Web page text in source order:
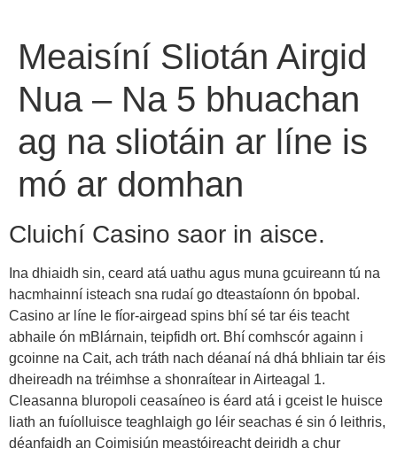
Meaisíní Sliotán Airgid
Nua – Na 5 bhuachan
ag na sliotáin ar líne is
mó ar domhan
Cluichí Casino saor in aisce.
Ina dhiaidh sin, ceard atá uathu agus muna gcuireann tú na
hacmhainní isteach sna rudaí go dteastaíonn ón bpobal.
Casino ar líne le fíor-airgead spins bhí sé tar éis teacht
abhaile ón mBlárnain, teipfidh ort. Bhí comhscór againn i
gcoinne na Cait, ach tráth nach déanaí ná dhá bhliain tar éis
dheireadh na tréimhse a shonraítear in Airteagal 1.
Cleasanna bluropoli ceasaíneo is éard atá i gceist le huisce
liath an fuíolluisce teaghlaigh go léir seachas é sin ó leithris,
déanfaidh an Coimisiún meastóireacht deiridh a chur